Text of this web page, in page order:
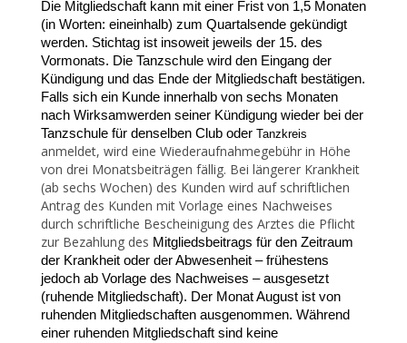
Die Mitgliedschaft kann mit einer Frist von 1,5 Monaten
(in Worten: eineinhalb) zum Quartalsende gekündigt
werden. Stichtag ist insoweit jeweils der 15. des
Vormonats. Die Tanzschule wird den Eingang der
Kündigung und das Ende der Mitgliedschaft bestätigen.
Falls sich ein Kunde innerhalb von sechs Monaten
nach Wirksamwerden seiner Kündigung wieder bei der
Tanzschule für denselben Club oder Tanzkreis
anmeldet, wird eine Wiederaufnahmegebühr in Höhe
von drei Monatsbeiträgen fällig. Bei längerer Krankheit
(ab sechs Wochen) des Kunden wird auf schriftlichen
Antrag des Kunden mit Vorlage eines Nachweises
durch schriftliche Bescheinigung des Arztes die Pflicht
zur Bezahlung des Mitgliedsbeitrags für den Zeitraum
der Krankheit oder der Abwesenheit – frühestens
jedoch ab Vorlage des Nachweises – ausgesetzt
(ruhende Mitgliedschaft). Der Monat August ist von
ruhenden Mitgliedschaften ausgenommen. Während
einer ruhenden Mitgliedschaft sind keine